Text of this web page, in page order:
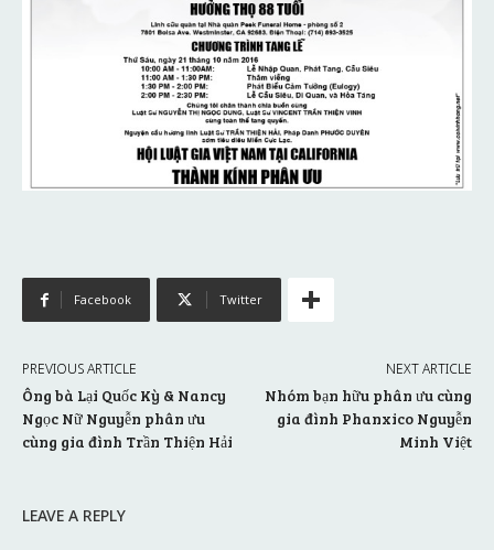
Facebook Twitter
PREVIOUS ARTICLE
Ông bà Lại Quốc Kỳ & Nancy
Ngọc Nữ Nguyễn phân ưu
cùng gia đình Trần Thiện Hải
NEXT ARTICLE
Nhóm bạn hữu phân ưu cùng
gia đình Phanxico Nguyễn
Minh Việt
LEAVE A REPLY